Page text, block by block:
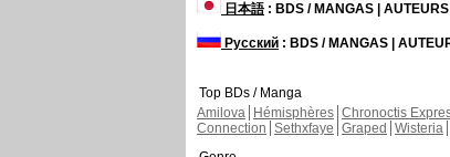
日本語: BDS / MANGAS |
Русский : BDS / MANGAS |
Top BDs / Manga
Amilova
Hémisphères Chronoctis
Connection Sethxfaye Graped Wisteria